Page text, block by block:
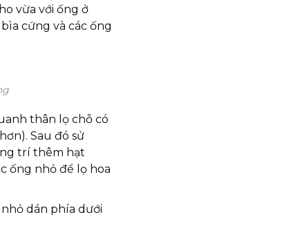
vừa với ống ở
cứng và các ống
thân lọ chỗ có
Sau đó sử
trí thêm hạt
ống nhỏ để lọ hoa
dán phía dưới